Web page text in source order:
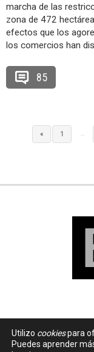
marcha de las
zona de 472
efectos que los
los comercios han
85
« 1 …
Utilizo cookiespara
Puedes aprender